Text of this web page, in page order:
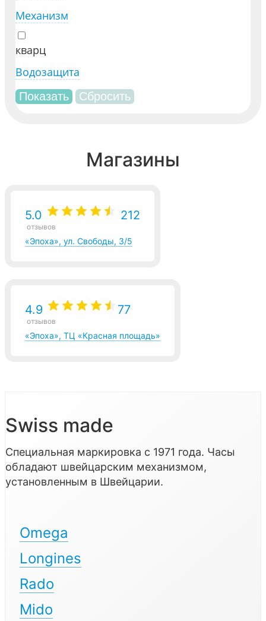
Механизм
кварц
Водозащита
Магазины
5.0 212
отзывов
«Эпоха», ул. Свободы, 3/5
4.9 77
отзывов
«Эпоха», ТЦ «Красная площадь»
Swiss made
Специальная маркировка с 1971 года. Часы
обладают швейцарским механизмом,
установленным в Швейцарии.
Omega
Longines
Rado
Mido